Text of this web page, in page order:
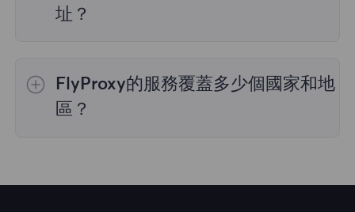
理，購買時您可以選擇所需的國家。
址？
有用。您可以在管理面板中自由選擇和切換不同
國家的IP地址。
FlyProxy的服務覆蓋多少個國家和地
區？